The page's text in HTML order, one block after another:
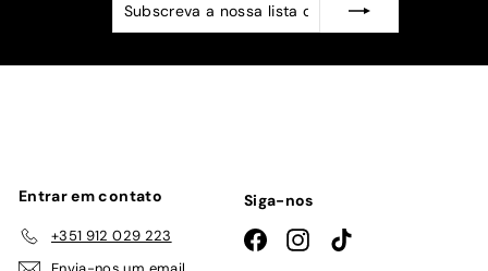
a
Entrar em contato
+351 912 029 223
Siga-nos
FacebookInstagramTikTok